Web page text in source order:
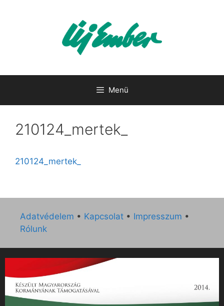
Menü
210124_mertek_
210124_mertek_
Adatvédelem • Kapcsolat • Impresszum •
Rólunk